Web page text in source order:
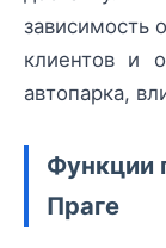
зависимость
клиентов и
автопарка,
Функции
Праге